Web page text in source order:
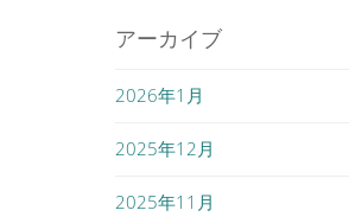
アーカイブ
2026年1月
2025年12月
2025年11月